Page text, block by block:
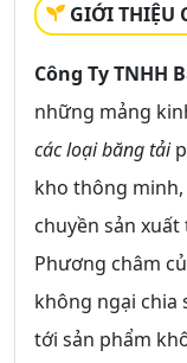
GIỚI THIỆU
Công Ty TNHH
những mảng
các loại băng tải
kho thông
chuyền sản
Phương châm
không ngại chia
tới sản phẩm